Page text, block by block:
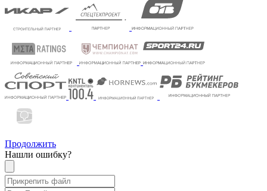
Продолжить
Нашли ошибку?